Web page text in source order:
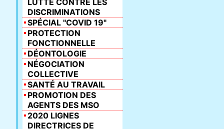
LUTTE CONTRE LES
DISCRIMINATIONS
SPÉCIAL "COVID 19"
PROTECTION
FONCTIONNELLE
DÉONTOLOGIE
NÉGOCIATION
COLLECTIVE
SANTÉ AU TRAVAIL
PROMOTION DES
AGENTS DES MSO
2020 LIGNES
DIRECTRICES DE